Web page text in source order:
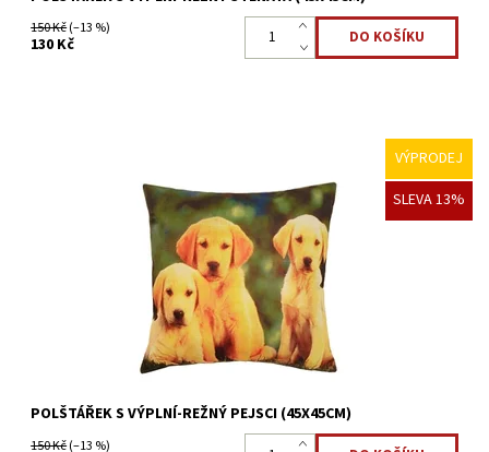
150 Kč(–13 %)
130 Kč
VÝPRODEJ
SLEVA 13%
Ozdobný polštář se zvířecím motivem, který Vám oživí obývací
pokoj, případně ložnici.
Skladem >5 ks
3591/70X2
POLŠTÁŘEK S VÝPLNÍ-REŽNÝ PEJSCI (45X45CM)
150 Kč(–13 %)